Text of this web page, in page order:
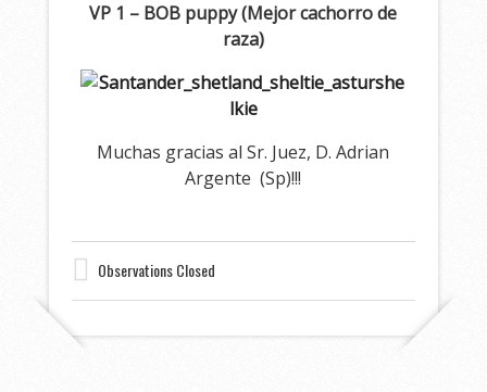
VP 1 – BOB puppy (Mejor cachorro de
raza)
Muchas gracias al Sr. Juez, D. Adrian
Argente (Sp)!!!
Observations Closed